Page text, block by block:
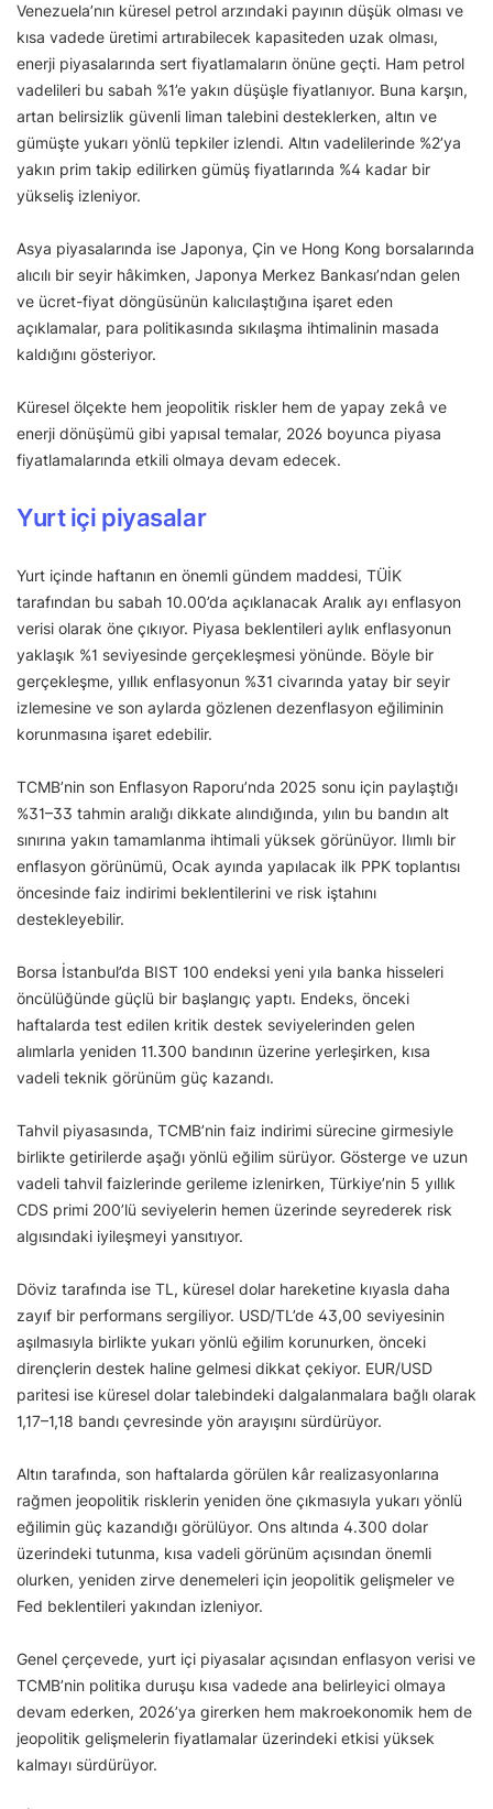
Venezuela’nın küresel petrol arzındaki payının düşük olması ve
kısa vadede üretimi artırabilecek kapasiteden uzak olması,
enerji piyasalarında sert fiyatlamaların önüne geçti. Ham petrol
vadelileri bu sabah %1’e yakın düşüşle fiyatlanıyor. Buna karşın,
artan belirsizlik güvenli liman talebini desteklerken, altın ve
gümüşte yukarı yönlü tepkiler izlendi. Altın vadelilerinde %2’ya
yakın prim takip edilirken gümüş fiyatlarında %4 kadar bir
yükseliş izleniyor.
Asya piyasalarında ise Japonya, Çin ve Hong Kong borsalarında
alıcılı bir seyir hâkimken, Japonya Merkez Bankası’ndan gelen
ve ücret-fiyat döngüsünün kalıcılaştığına işaret eden
açıklamalar, para politikasında sıkılaşma ihtimalinin masada
kaldığını gösteriyor.
Küresel ölçekte hem jeopolitik riskler hem de yapay zekâ ve
enerji dönüşümü gibi yapısal temalar, 2026 boyunca piyasa
fiyatlamalarında etkili olmaya devam edecek.
Yurt içi piyasalar
Yurt içinde haftanın en önemli gündem maddesi, TÜİK
tarafından bu sabah 10.00’da açıklanacak Aralık ayı enflasyon
verisi olarak öne çıkıyor. Piyasa beklentileri aylık enflasyonun
yaklaşık %1 seviyesinde gerçekleşmesi yönünde. Böyle bir
gerçekleşme, yıllık enflasyonun %31 civarında yatay bir seyir
izlemesine ve son aylarda gözlenen dezenflasyon eğiliminin
korunmasına işaret edebilir.
TCMB’nin son Enflasyon Raporu’nda 2025 sonu için paylaştığı
%31–33 tahmin aralığı dikkate alındığında, yılın bu bandın alt
sınırına yakın tamamlanma ihtimali yüksek görünüyor. Ilımlı bir
enflasyon görünümü, Ocak ayında yapılacak ilk PPK toplantısı
öncesinde faiz indirimi beklentilerini ve risk iştahını
destekleyebilir.
Borsa İstanbul’da BIST 100 endeksi yeni yıla banka hisseleri
öncülüğünde güçlü bir başlangıç yaptı. Endeks, önceki
haftalarda test edilen kritik destek seviyelerinden gelen
alımlarla yeniden 11.300 bandının üzerine yerleşirken, kısa
vadeli teknik görünüm güç kazandı.
Tahvil piyasasında, TCMB’nin faiz indirimi sürecine girmesiyle
birlikte getirilerde aşağı yönlü eğilim sürüyor. Gösterge ve uzun
vadeli tahvil faizlerinde gerileme izlenirken, Türkiye’nin 5 yıllık
CDS primi 200’lü seviyelerin hemen üzerinde seyrederek risk
algısındaki iyileşmeyi yansıtıyor.
Döviz tarafında ise TL, küresel dolar hareketine kıyasla daha
zayıf bir performans sergiliyor. USD/TL’de 43,00 seviyesinin
aşılmasıyla birlikte yukarı yönlü eğilim korunurken, önceki
dirençlerin destek haline gelmesi dikkat çekiyor. EUR/USD
paritesi ise küresel dolar talebindeki dalgalanmalara bağlı olarak
1,17–1,18 bandı çevresinde yön arayışını sürdürüyor.
Altın tarafında, son haftalarda görülen kâr realizasyonlarına
rağmen jeopolitik risklerin yeniden öne çıkmasıyla yukarı yönlü
eğilimin güç kazandığı görülüyor. Ons altında 4.300 dolar
üzerindeki tutunma, kısa vadeli görünüm açısından önemli
olurken, yeniden zirve denemeleri için jeopolitik gelişmeler ve
Fed beklentileri yakından izleniyor.
Genel çerçevede, yurt içi piyasalar açısından enflasyon verisi ve
TCMB’nin politika duruşu kısa vadede ana belirleyici olmaya
devam ederken, 2026’ya girerken hem makroekonomik hem de
jeopolitik gelişmelerin fiyatlamalar üzerindeki etkisi yüksek
kalmayı sürdürüyor.